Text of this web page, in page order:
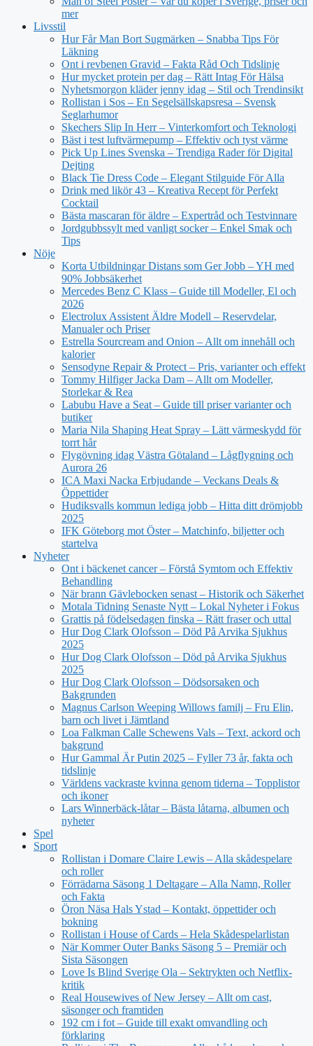
mer
Livsstil
Hur Får Man Bort Sugmärken – Snabba Tips För
Läkning
Ont i revbenen Gravid – Fakta Råd Och Tidslinje
Hur mycket protein per dag – Rätt Intag För Hälsa
Nyhetsmorgon kläder jenny idag – Stil och Trendinsikt
Rollistan i Sos – En Segelsällskapsresa – Svensk
Seglarhumor
Skechers Slip In Herr – Vinterkomfort och Teknologi
Bäst i test luftvärmepump – Effektiv och tyst värme
Pick Up Lines Svenska – Trendiga Rader för Digital
Dejting
Black Tie Dress Code – Elegant Stilguide För Alla
Drink med likör 43 – Kreativa Recept för Perfekt
Cocktail
Bästa mascaran för äldre – Expertråd och Testvinnare
Jordgubbssylt med vanligt socker – Enkel Smak och
Tips
Nöje
Korta Utbildningar Distans som Ger Jobb – YH med
90% Jobbsäkerhet
Mercedes Benz C Klass – Guide till Modeller, El och
2026
Electrolux Assistent Äldre Modell – Reservdelar,
Manualer och Priser
Estrella Sourcream and Onion – Allt om innehåll och
kalorier
Sensodyne Repair & Protect – Pris, varianter och effekt
Tommy Hilfiger Jacka Dam – Allt om Modeller,
Storlekar & Rea
Labubu Have a Seat – Guide till priser varianter och
butiker
Maria Nila Shaping Heat Spray – Lätt värmeskydd för
torrt hår
Flygövning idag Västra Götaland – Lågflygning och
Aurora 26
ICA Maxi Nacka Erbjudande – Veckans Deals &
Öppettider
Hudiksvalls kommun lediga jobb – Hitta ditt drömjobb
2025
IFK Göteborg mot Öster – Matchinfo, biljetter och
startelva
Nyheter
Ont i bäckenet cancer – Förstå Symtom och Effektiv
Behandling
När brann Gävlebocken senast – Historik och Säkerhet
Motala Tidning Senaste Nytt – Lokal Nyheter i Fokus
Grattis på födelsedagen finska – Rätt fraser och uttal
Hur Dog Clark Olofsson – Död På Arvika Sjukhus
2025
Hur Dog Clark Olofsson – Död på Arvika Sjukhus
2025
Hur Dog Clark Olofsson – Dödsorsaken och
Bakgrunden
Magnus Carlson Weeping Willows familj – Fru Elin,
barn och livet i Jämtland
Loa Falkman Calle Schewens Vals – Text, ackord och
bakgrund
Hur Gammal Är Putin 2025 – Fyller 73 år, fakta och
tidslinje
Världens vackraste kvinna genom tiderna – Topplistor
och ikoner
Lars Winnerbäck-låtar – Bästa låtarna, albumen och
nyheter
Spel
Sport
Rollistan i Domare Claire Lewis – Alla skådespelare
och roller
Förrädarna Säsong 1 Deltagare – Alla Namn, Roller
och Fakta
Öron Näsa Hals Ystad – Kontakt, öppettider och
bokning
Rollistan i House of Cards – Hela Skådespelarlistan
När Kommer Outer Banks Säsong 5 – Premiär och
Sista Säsongen
Love Is Blind Sverige Ola – Sektrykten och Netflix-
kritik
Real Housewives of New Jersey – Allt om cast,
säsonger och framtiden
192 cm i fot – Guide till exakt omvandling och
förklaring